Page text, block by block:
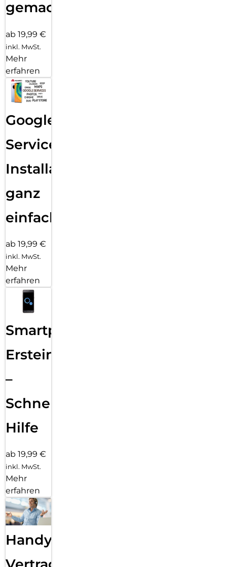
gemacht!
ab 19,99 €
inkl. MwSt.
Mehr
erfahren
Google
Services
Installation
ganz
einfach
ab 19,99 €
inkl. MwSt.
Mehr
erfahren
Smartphone
Ersteinrichtung
–
Schnelle
Hilfe
ab 19,99 €
inkl. MwSt.
Mehr
erfahren
Handy